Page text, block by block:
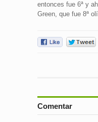
entonces fue 6ª y
Green, que fue 8ª
Comentar